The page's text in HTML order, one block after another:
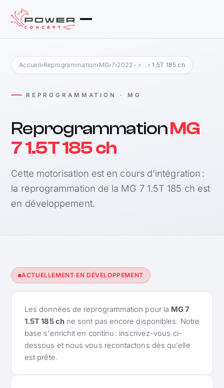
Accueil›Reprogrammation›MG›7›2022 -> ... › 1.5T 185 ch
REPROGRAMMATION · MG
ReprogrammationMG
7 1.5T 185 ch
Cette motorisation est en cours d'intégration :
la reprogrammation de la MG 7 1.5T 185 ch est
en développement.
ACTUELLEMENT EN DÉVELOPPEMENT
Les données de reprogrammation pour la MG 7
1.5T 185 chne sont pas encore disponibles. Notre
base s'enrichit en continu : inscrivez-vous ci-
dessous et nous vous recontactons dès qu'elle
est prête.